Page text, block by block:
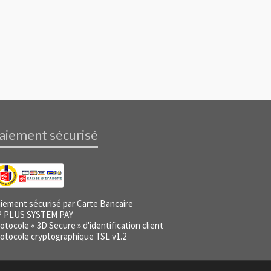
sécurisé
sécurisé par Carte Bancaire
PLUS SYSTEM PAY
« 3D Secure » d'identification client
cryptographique TSL v1.2